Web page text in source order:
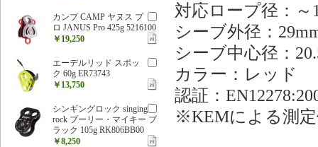
対応ロープ径：～
シーブ外径：
シーブ中心径：
カラー：レッド
認証：
※KEMによる測
カンプ CAMP ヤヌス プ
ロ JANUS Pro 425g 5216100
￥19,250
エーデルリッド スポッ
ク 60g ER73743
￥13,750
シンギングロック singing
rock プーリー・マイキー ブ
ラック 105g RK806BB00
￥8,250